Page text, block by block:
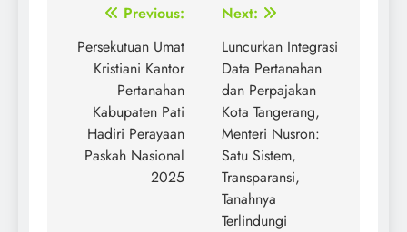
Post
navigation
Previous:
Persekutuan Umat
Kristiani Kantor
Pertanahan
Kabupaten Pati
Hadiri Perayaan
Paskah Nasional
2025
Next:
Luncurkan Integrasi
Data Pertanahan
dan Perpajakan
Kota Tangerang,
Menteri Nusron:
Satu Sistem,
Transparansi,
Tanahnya
Terlindungi